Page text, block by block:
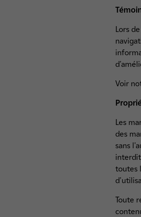
Lors
Voir
Les
des
sans
toutes
Toute